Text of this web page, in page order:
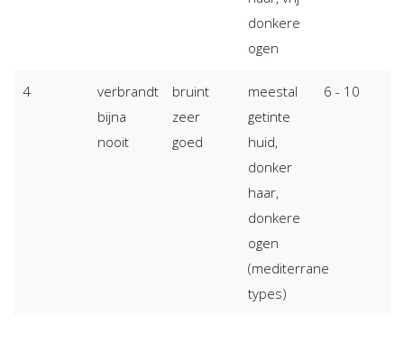
donkere
ogen
4
verbrandt
bijna
nooit
bruint
zeer
goed
meestal
getinte
huid,
donker
haar,
donkere
ogen
(mediterrane
types)
6 - 10